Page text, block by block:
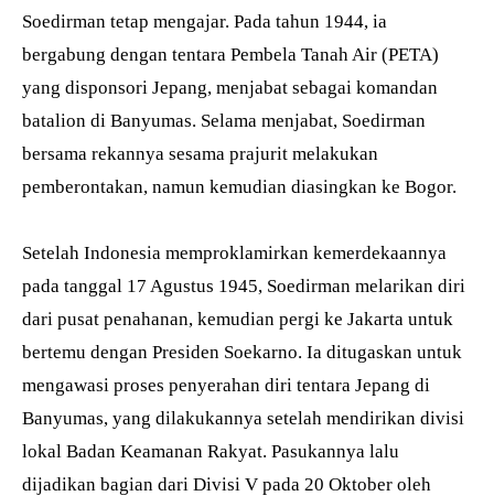
Soedirman tetap mengajar. Pada tahun 1944, ia
bergabung dengan tentara Pembela Tanah Air (PETA)
yang disponsori Jepang, menjabat sebagai komandan
batalion di Banyumas. Selama menjabat, Soedirman
bersama rekannya sesama prajurit melakukan
pemberontakan, namun kemudian diasingkan ke Bogor.
Setelah Indonesia memproklamirkan kemerdekaannya
pada tanggal 17 Agustus 1945, Soedirman melarikan diri
dari pusat penahanan, kemudian pergi ke Jakarta untuk
bertemu dengan Presiden Soekarno. Ia ditugaskan untuk
mengawasi proses penyerahan diri tentara Jepang di
Banyumas, yang dilakukannya setelah mendirikan divisi
lokal Badan Keamanan Rakyat. Pasukannya lalu
dijadikan bagian dari Divisi V pada 20 Oktober oleh